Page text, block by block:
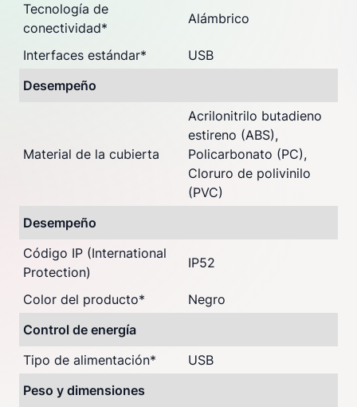
Tecnología de
conectividad*
Alámbrico
Interfaces estándar*
USB
Desempeño
Material de la cubierta
Acrilonitrilo butadieno
estireno (ABS),
Policarbonato (PC),
Cloruro de polivinilo
(PVC)
Desempeño
Código IP (International
Protection)
IP52
Color del producto*
Negro
Control de energía
Tipo de alimentación*
USB
Peso y dimensiones